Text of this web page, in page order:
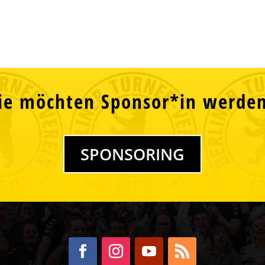
möchten Sponsor*in
SPONSORING